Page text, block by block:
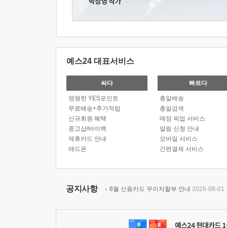
예스24 대표서비스
싸다
영원한 YES포인트
무료배송+추가적립
신규회원 혜택
중고샵/바이백
제휴카드 안내
애드온
빠르다
총알배송
총알검색
매장 픽업 서비스
알림 신청 안내
모바일 서비스
간편결제 서비스
공지사항 8월 신용카드 무이자할부 안내 2026-08-01